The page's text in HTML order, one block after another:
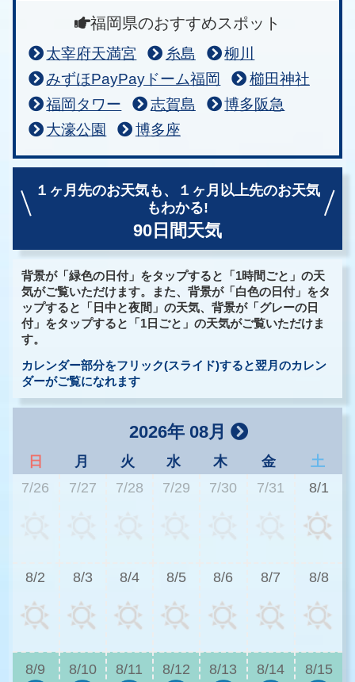
福岡県のおすすめスポット
太宰府天満宮 糸島
柳川
みずほPayPayドーム福岡
櫛田神社
福岡タワー
志賀島
博多阪急
大濠公園
博多座
１ヶ月先のお天気も、
１ヶ月以上先のお天気
もわかる!
90日間天気
背景が「緑色の日付」をタップすると「1時間ごと」の天
気がご覧いただけます。また、背景が「白色の日付」をタ
ップすると「日中と夜間」の天気、背景が「グレーの日
付」をタップすると「1日ごと」の天気がご覧いただけま
す。
カレンダー部分をフリック(スライド)すると翌月のカレン
ダーがご覧になれます
2026年 08月
日 月 火 水 木 金
土
7/26
7/27 7/28 7/29 7/30 7/31 8/1
8/2 8/3 8/4 8/5 8/6 8/7 8/8
8/9 8/10 8/11 8/12 8/13 8/14 8/15